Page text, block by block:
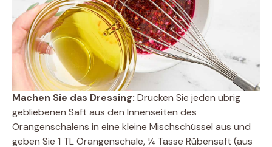
Machen Sie das Dressing: Drücken Sie jeden übrig
gebliebenen Saft aus den Innenseiten des
Orangenschalens in eine kleine Mischschüssel aus und
geben Sie 1 TL Orangenschale, ¼ Tasse Rübensaft (aus